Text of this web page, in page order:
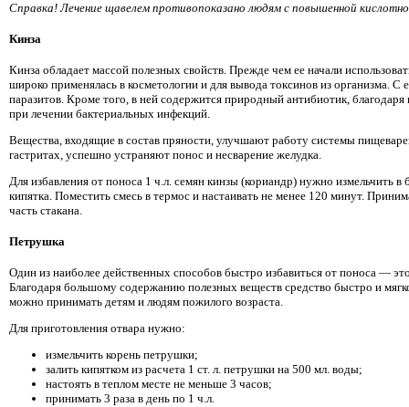
Справка! Лечение щавелем противопоказано людям с повышенной
Кинза
Кинза обладает массой полезных свойств. Прежде чем ее начали
широко применялась в косметологии и для вывода токсинов из организма. С
паразитов. Кроме того, в ней содержится природный антибиотик, благодаря
при лечении бактериальных инфекций.
Вещества, входящие в состав пряности, улучшают работу системы
гастритах, успешно устраняют понос и несварение желудка.
Для избавления от поноса 1 ч.л. семян кинзы (кориандр) нужно измельчить в
кипятка. Поместить смесь в термос и настаивать не менее 120 минут.
часть стакана.
Петрушка
Один из наиболее действенных способов быстро избавиться от поноса —
Благодаря большому содержанию полезных веществ средство быстро и
можно принимать детям и людям пожилого возраста.
Для приготовления отвара нужно:
измельчить корень петрушки;
залить кипятком из расчета 1 ст. л. петрушки на 500 мл. воды;
настоять в теплом месте не меньше 3 часов;
принимать 3 раза в день по 1 ч.л.